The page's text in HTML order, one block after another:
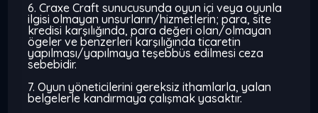
6. Craxe Craft sunucusunda oyun içi veya oyunla
ilgisi olmayan unsurların/hizmetlerin; para, site
kredisi karşılığında, para değeri olan/olmayan
ögeler ve benzerleri karşılığında ticaretin
yapılması/yapılmaya teşebbüs edilmesi ceza
sebebidir.
7. Oyun yöneticilerini gereksiz ithamlarla, yalan
belgelerle kandırmaya çalışmak yasaktır.